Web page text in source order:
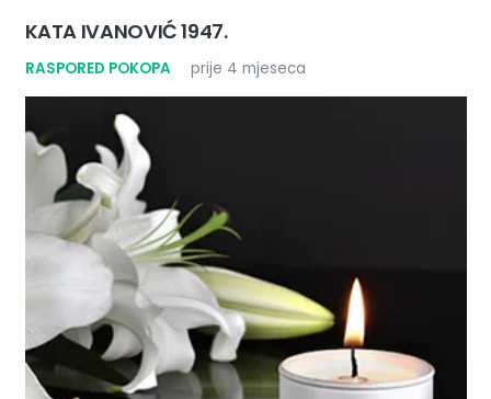
KATA IVANOVIĆ 1947.
RASPORED POKOPA prije 4 mjeseca